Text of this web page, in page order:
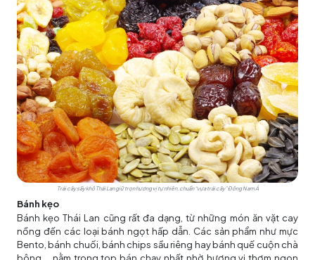
Trái cây sấy khô Thái Lan giữ trọn hương vị tự nhiên, chuẩn “vựa trái cây” Đông Nam Á
Bánh kẹo
Bánh kẹo Thái Lan cũng rất đa dạng, từ những món ăn vặt cay
nồng đến các loại bánh ngọt hấp dẫn. Các sản phẩm như mực
Bento, bánh chuối, bánh chips sầu riêng hay bánh quế cuộn chà